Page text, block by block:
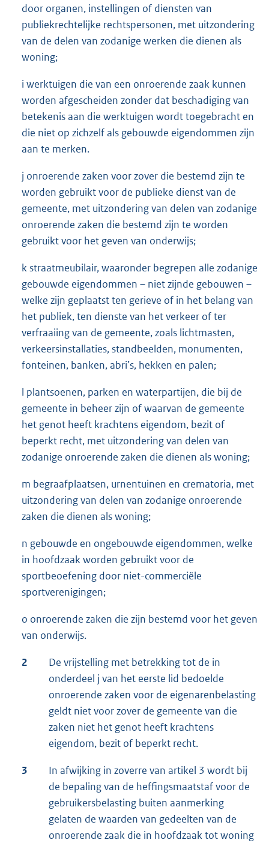
door organen, instellingen of diensten van
publiekrechtelijke rechtspersonen, met uitzondering
van de delen van zodanige werken die dienen als
woning;
i werktuigen die van een onroerende zaak kunnen
worden afgescheiden zonder dat beschadiging van
betekenis aan die werktuigen wordt toegebracht en
die niet op zichzelf als gebouwde eigendommen zijn
aan te merken.
j onroerende zaken voor zover die bestemd zijn te
worden gebruikt voor de publieke dienst van de
gemeente, met uitzondering van delen van zodanige
onroerende zaken die bestemd zijn te worden
gebruikt voor het geven van onderwijs;
k straatmeubilair, waaronder begrepen alle zodanige
gebouwde eigendommen – niet zijnde gebouwen –
welke zijn geplaatst ten gerieve of in het belang van
het publiek, ten dienste van het verkeer of ter
verfraaiing van de gemeente, zoals lichtmasten,
verkeersinstallaties, standbeelden, monumenten,
fonteinen, banken, abri’s, hekken en palen;
l plantsoenen, parken en waterpartijen, die bij de
gemeente in beheer zijn of waarvan de gemeente
het genot heeft krachtens eigendom, bezit of
beperkt recht, met uitzondering van delen van
zodanige onroerende zaken die dienen als woning;
m begraafplaatsen, urnentuinen en crematoria, met
uitzondering van delen van zodanige onroerende
zaken die dienen als woning;
n gebouwde en ongebouwde eigendommen, welke
in hoofdzaak worden gebruikt voor de
sportbeoefening door niet-commerciële
sportverenigingen;
o onroerende zaken die zijn bestemd voor het geven
van onderwijs.
2
De vrijstelling met betrekking tot de in
onderdeel j van het eerste lid bedoelde
onroerende zaken voor de eigenarenbelasting
geldt niet voor zover de gemeente van die
zaken niet het genot heeft krachtens
eigendom, bezit of beperkt recht.
3
In afwijking in zoverre van artikel 3 wordt bij
de bepaling van de heffingsmaatstaf voor de
gebruikersbelasting buiten aanmerking
gelaten de waarden van gedeelten van de
onroerende zaak die in hoofdzaak tot woning